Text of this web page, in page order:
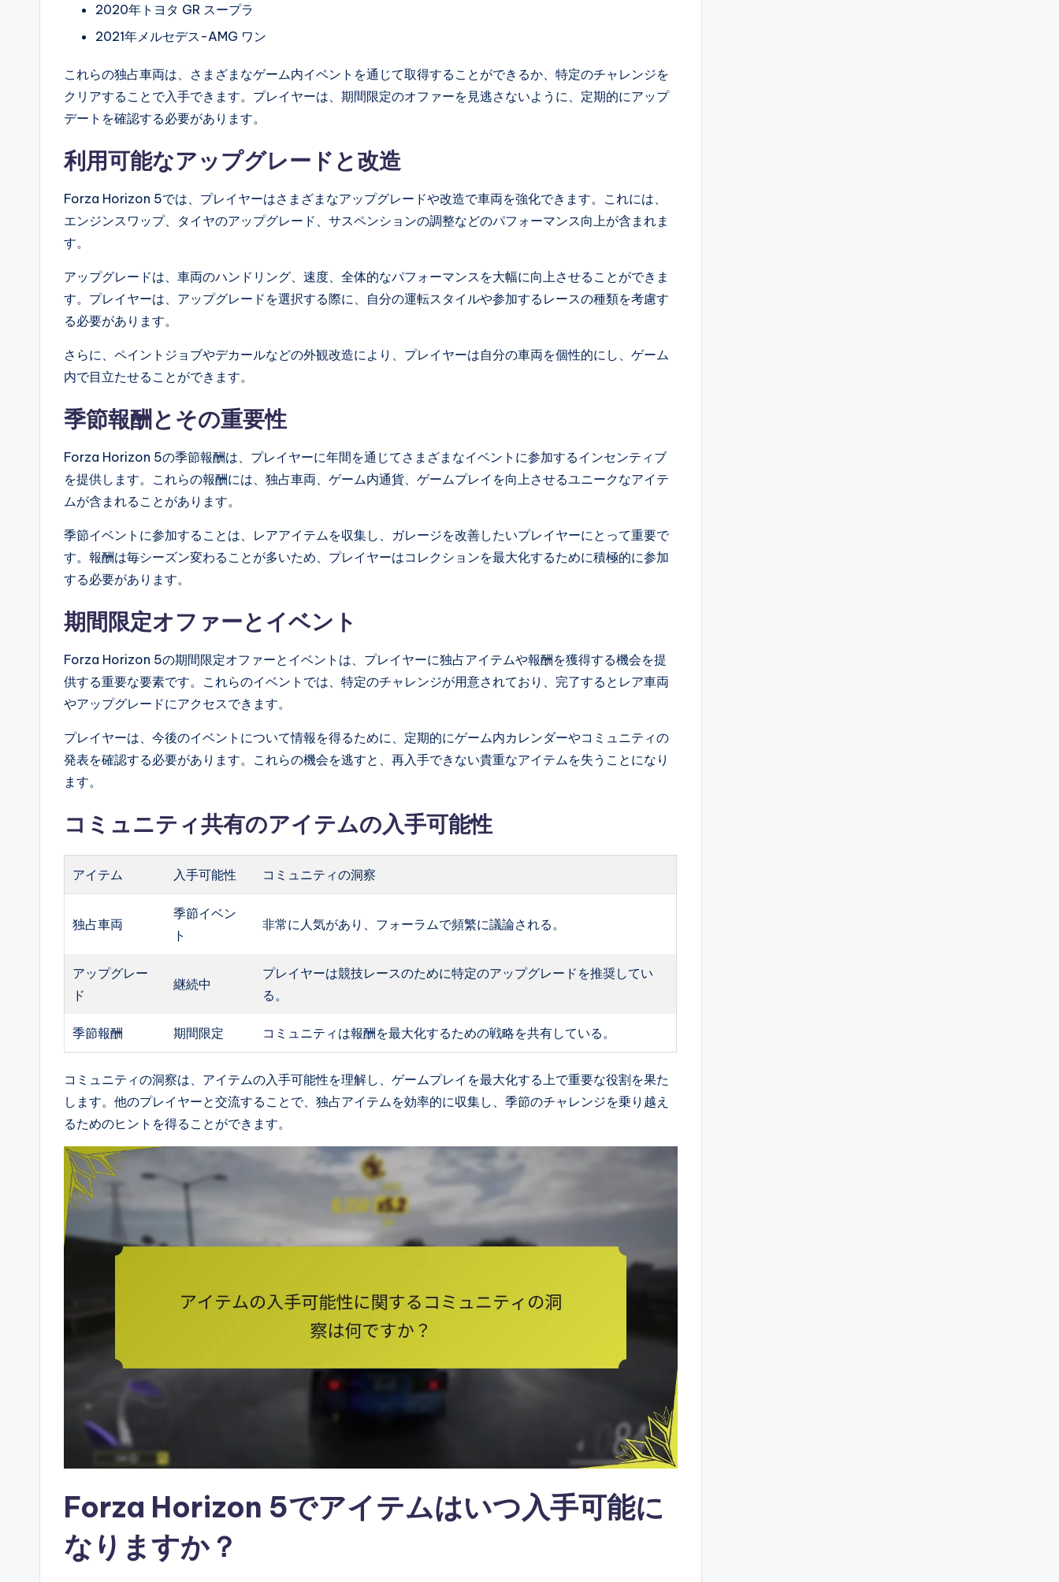
2020年トヨタ GR スープラ
2021年メルセデス-AMG ワン
これらの独占車両は、さまざまなゲーム内イベントを通じて取得することができるか、特定のチャレンジを
クリアすることで入手できます。プレイヤーは、期間限定のオファーを見逃さないように、定期的にアップ
デートを確認する必要があります。
利用可能なアップグレードと改造
Forza Horizon 5では、プレイヤーはさまざまなアップグレードや改造で車両を強化できます。これには、
エンジンスワップ、タイヤのアップグレード、サスペンションの調整などのパフォーマンス向上が含まれま
す。
アップグレードは、車両のハンドリング、速度、全体的なパフォーマンスを大幅に向上させることができま
す。プレイヤーは、アップグレードを選択する際に、自分の運転スタイルや参加するレースの種類を考慮す
る必要があります。
さらに、ペイントジョブやデカールなどの外観改造により、プレイヤーは自分の車両を個性的にし、ゲーム
内で目立たせることができます。
季節報酬とその重要性
Forza Horizon 5の季節報酬は、プレイヤーに年間を通じてさまざまなイベントに参加するインセンティブ
を提供します。これらの報酬には、独占車両、ゲーム内通貨、ゲームプレイを向上させるユニークなアイテ
ムが含まれることがあります。
季節イベントに参加することは、レアアイテムを収集し、ガレージを改善したいプレイヤーにとって重要で
す。報酬は毎シーズン変わることが多いため、プレイヤーはコレクションを最大化するために積極的に参加
する必要があります。
期間限定オファーとイベント
Forza Horizon 5の期間限定オファーとイベントは、プレイヤーに独占アイテムや報酬を獲得する機会を提
供する重要な要素です。これらのイベントでは、特定のチャレンジが用意されており、完了するとレア車両
やアップグレードにアクセスできます。
プレイヤーは、今後のイベントについて情報を得るために、定期的にゲーム内カレンダーやコミュニティの
発表を確認する必要があります。これらの機会を逃すと、再入手できない貴重なアイテムを失うことになり
ます。
コミュニティ共有のアイテムの入手可能性
アイテム 入手可能性 コミュニティの洞察
独占車両
季節イベン
ト
非常に人気があり、フォーラムで頻繁に議論される。
アップグレー
ド
継続中
プレイヤーは競技レースのために特定のアップグレードを推奨してい
る。
季節報酬 期間限定 コミュニティは報酬を最大化するための戦略を共有している。
コミュニティの洞察は、アイテムの入手可能性を理解し、ゲームプレイを最大化する上で重要な役割を果た
します。他のプレイヤーと交流することで、独占アイテムを効率的に収集し、季節のチャレンジを乗り越え
るためのヒントを得ることができます。
Forza Horizon 5でアイテムはいつ入手可能に
なりますか？